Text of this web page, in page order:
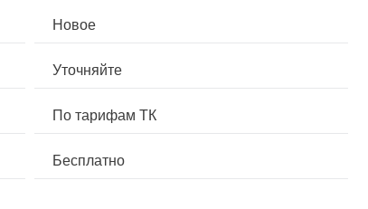
Новое
Уточняйте
По тарифам ТК
Бесплатно